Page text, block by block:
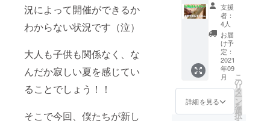
況によって開催ができるか
わからない状況です（泣）
大人も子供も関係なく、な
んだか寂しい夏を感じてい
ることでしょう！！
そこで今回、僕たちが新し
みをお
供にゆ
るっと
ご参加
くださ
い！※お
酒はな
くても
もちろ
迎で
す！ ※
です！
皆様と
お話で
きるこ
とを一
同楽し
みにし
ており
ますの
で、ぜ
ひふ
やり方
レク
チャー
】イベ
ント終
了後、
使用し
た流し
そうめ
ん用の
竹を貸
し出し
提供い
支援
者：
4人
お届
け予
定：
2021
年09
月
詳細を見る
こ
の
リ
タ
ー
ン
を
選
択